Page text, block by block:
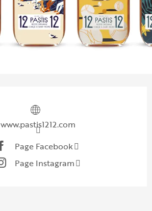
www.pastis1212.com
Page Facebook
Page Instagram